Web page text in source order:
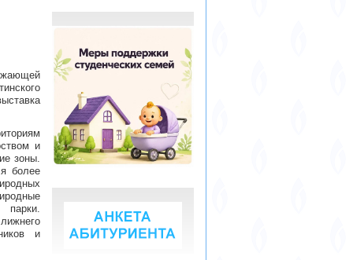
и
зоны.
более
парки.
и